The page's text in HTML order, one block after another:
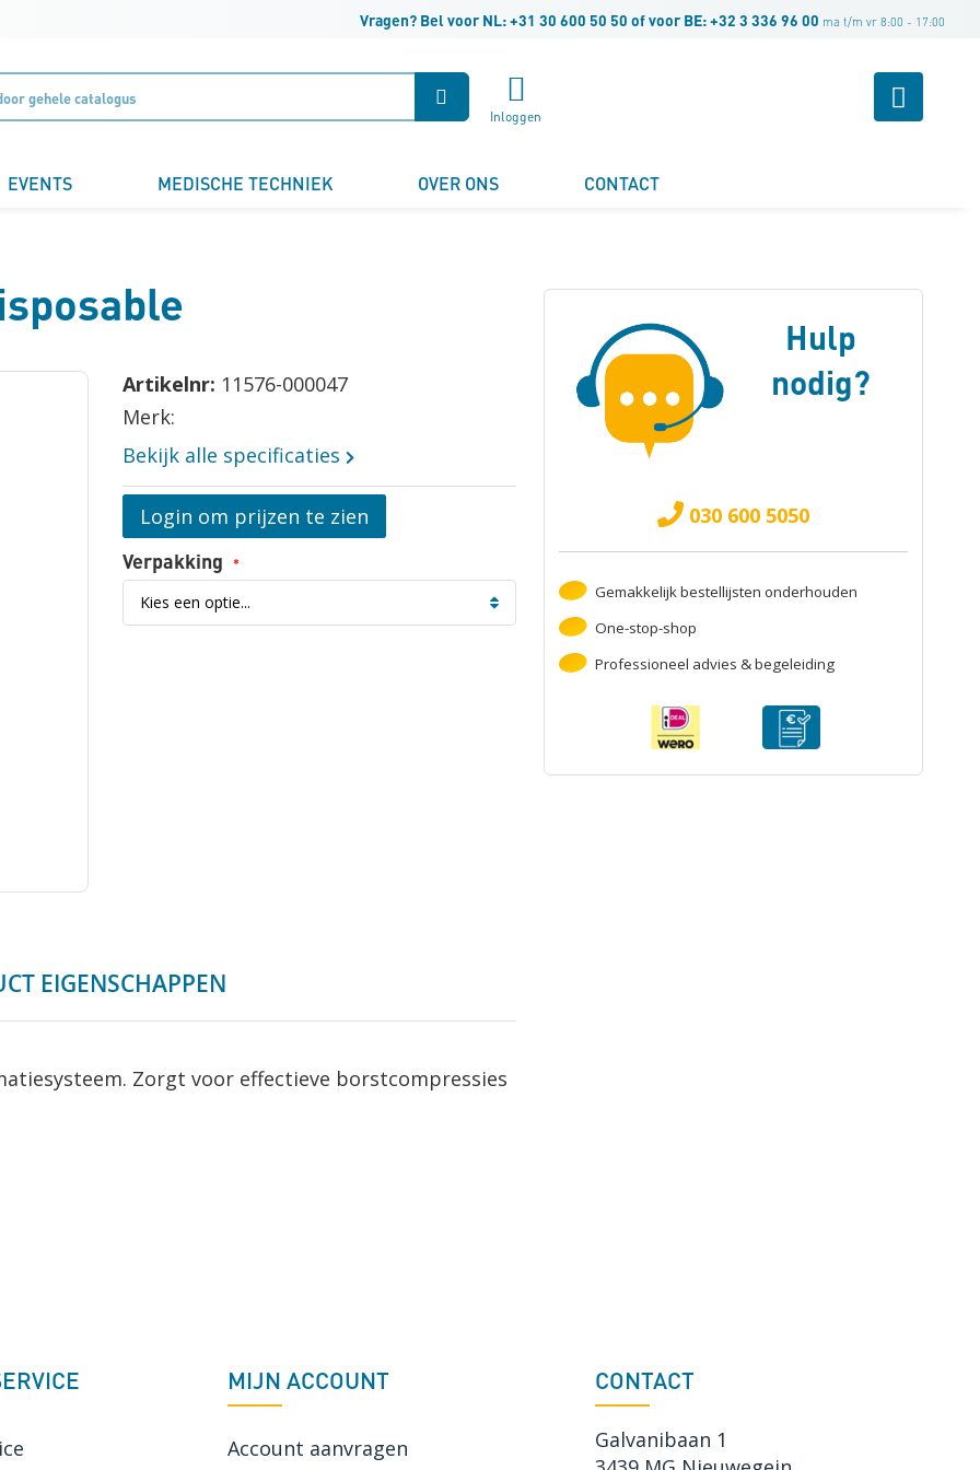
Vragen? Bel voor NL:+31 30 600 50 50 of voor BE:+32 3 336 96 00 ma t/m vr 8:00 - 17:00
Inloggen
Zoek
EVENTS MEDISCHE TECHNIEK OVER ONS CONTACT
Klantnummer
Telefoonnummer
Opmerkingen
Artikelnr: 11576-000047
Merk:
Bekijk alle specificaties
Login om prijzen te zien
Verpakking
EIGENSCHAPPEN
Zorgt voor effectieve borstcompressies
Hulp
nodig?
030 600 5050
Gemakkelijk bestellijsten onderhouden
One-stop-shop
Professioneel advies & begeleiding
MIJN ACCOUNT
Account aanvragen
CONTACT
Galvanibaan 1